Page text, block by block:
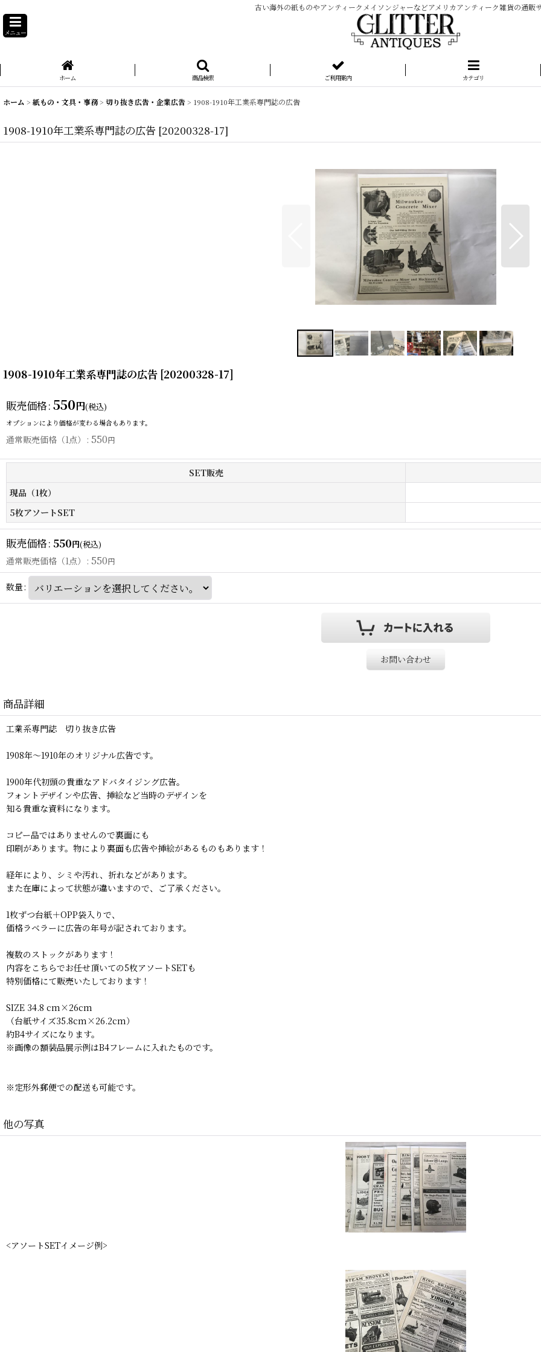
古い海外の紙ものやアンティークメイソンジャーなどアメリカアンティーク雑貨の通販
メニュー
ホーム 商品検索 ご利用案内 カテゴリ
ホーム > 紙もの・文具・事務> 切り抜き広告・企業広告> 1908-1910年工業系専門誌の広告
1908-1910年工業系専門誌の広告 [20200328-17]
1908-1910年工業系専門誌の広告 [20200328-17]
販売価格: 550円(税込)
オプションにより価格が変わる場合もあります。
通常販売価格（1点） : 550円
SET販売
現品（1枚）
5枚アソートSET
販売価格: 550円(税込)
通常販売価格（1点） : 550円
数量:
お問い合わせ
商品詳細
工業系専門誌 切り抜き広告
1908年〜1910年のオリジナル広告です。
1900年代初頭の貴重なアドバタイジング広告。
フォントデザインや広告、挿絵など当時のデザインを
知る貴重な資料になります。
コピー品ではありませんので裏面にも
印刷があります。物により裏面も広告や挿絵があるものもあります！
経年により、シミや汚れ、折れなどがあります。
また在庫によって状態が違いますので、ご了承ください。
1枚ずつ台紙＋OPP袋入りで、
価格ラベラーに広告の年号が記されております。
複数のストックがあります！
内容をこちらでお任せ頂いての5枚アソートSETも
特別価格にて販売いたしております！
SIZE 34.8 cm×26cm
（台紙サイズ35.8cm×26.2cm）
約B4サイズになります。
※画像の額装品展示例はB4フレームに入れたものです。
※定形外郵便での配送も可能です。
他の写真
<アソートSETイメージ例>